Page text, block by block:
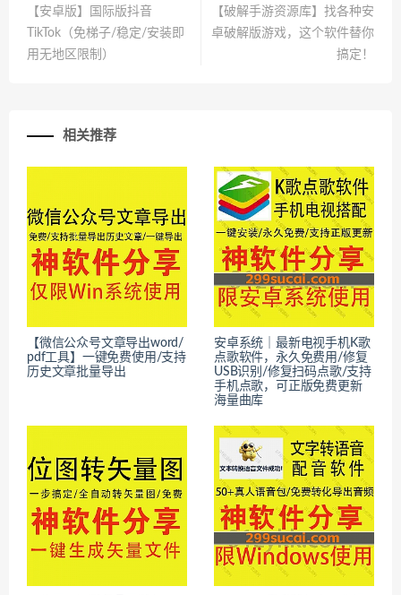
【安卓版】国际版抖音
TikTok（免梯子/稳定/安装即
用无地区限制）
【破解手游资源库】找各种安
卓破解版游戏，这个软件替你
搞定！
相关推荐
【微信公众号文章导出word/
pdf工具】一键免费使用/支持
历史文章批量导出
安卓系统｜最新电视手机K歌
点歌软件，永久免费用/修复
USB识别/修复扫码点歌/支持
手机点歌，可正版免费更新
海量曲库